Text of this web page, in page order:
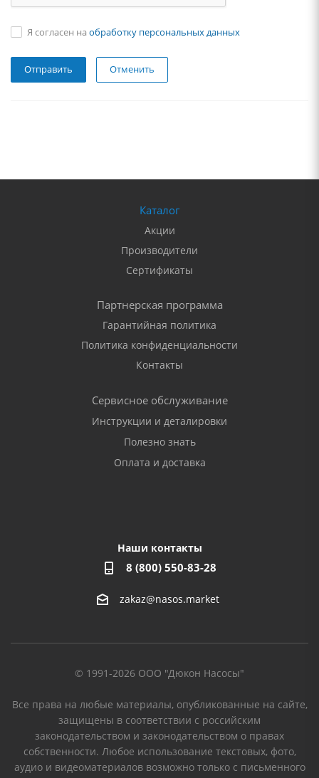
Я согласен на обработку персональных данных
Отменить
Каталог
Акции
Производители
Сертификаты
Партнерская программа
Гарантийная политика
Политика конфиденциальности
Контакты
Сервисное обслуживание
Инструкции и деталировки
Полезно знать
Оплата и доставка
Наши контакты
8 (800) 550-83-28
zakaz@nasos.market
© 1991-2026 ООО "Дюкон Насосы"
Все права на любые материалы, опубликованные на сайте,
защищены в соответствии с российским
законодательством и законодательством о правах
собственности. Любое использование текстовых, фото,
аудио и видеоматериалов возможно только с письменного